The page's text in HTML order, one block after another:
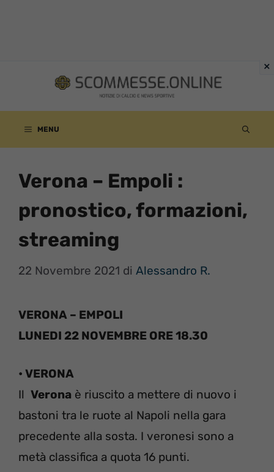
contenuto
MENU
Verona – Empoli :
pronostico, formazioni,
streaming
22 Novembre 2021 di Alessandro R.
VERONA – EMPOLI
LUNEDI 22 NOVEMBRE ORE 18.30
• VERONA
Il Verona è riuscito a mettere di nuovo i
bastoni tra le ruote al Napoli nella gara
precedente alla sosta. I veronesi sono a
metà classifica a quota 16 punti.